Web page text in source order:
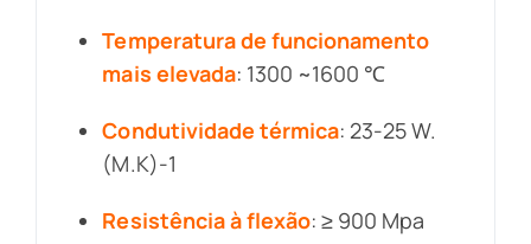
Temperatura de funcionamento
mais elevada: 1300 ~1600 ℃
Condutividade térmica: 23-25 W.
(M.K)-1
Resistência à flexão: ≥ 900 Mpa